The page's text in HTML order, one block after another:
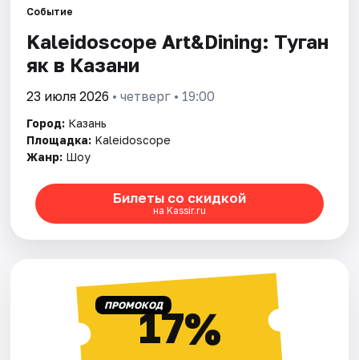
Города
Площадки
Рейтинги
Событие
Kaleidoscope Art&Dining: Туган
як в Казани
23 июля 2026 • четверг • 19:00
Город: Казань
Площадка: Kaleidoscope
Жанр: Шоу
Билеты со скидкой
на Kassir.ru
ПРОМОКОД17%